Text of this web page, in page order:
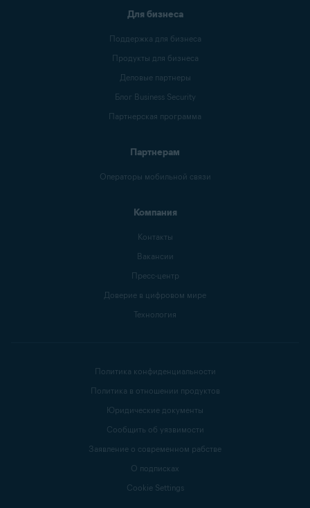
Для бизнеса
Поддержка для бизнеса
Продукты для бизнеса
Деловые партнеры
Блог Business Security
Партнерская программа
Партнерам
Операторы мобильной связи
Компания
Контакты
Вакансии
Пресс-центр
Доверие в цифровом мире
Технология
Политика конфиденциальности
Политика в отношении продуктов
Юридические документы
Сообщить об уязвимости
Заявление о современном рабстве
О подписках
Cookie Settings